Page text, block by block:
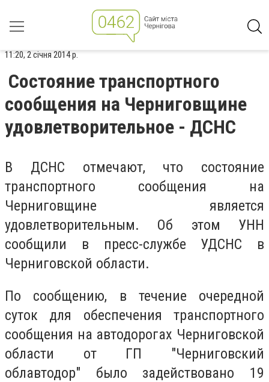
11:20, 2 січня 2014 р.
Состояние транспортного
сообщения на Черниговщине
удовлетворительное - ДСНС
В ДСНС отмечают, что состояние
транспортного сообщения на
Черниговщине является
удовлетворительным. Об этом УНН
сообщили в пресс-службе УДСНС в
Черниговской области.
По сообщению, в течение очередной
суток для обеспечения транспортного
сообщения на автодорогах Черниговской
области от ГП "Черниговский
облавтодор" было задействовано 19